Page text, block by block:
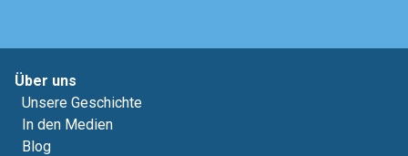
Über uns
Unsere Geschichte
In den Medien
Blog